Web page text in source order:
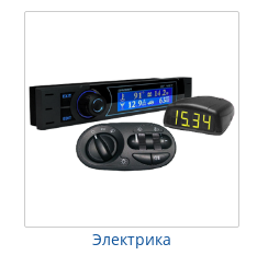
Электрика